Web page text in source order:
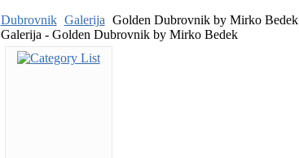
Dubrovnik Galerija Golden Dubrovnik by Mirko Bedek
Galerija - Golden Dubrovnik by Mirko Bedek